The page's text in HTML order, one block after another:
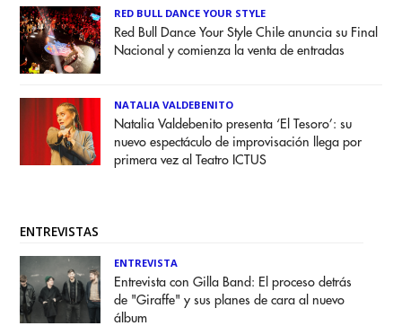
RED BULL DANCE YOUR STYLE
Red Bull Dance Your Style Chile anuncia su Final
Nacional y comienza la venta de entradas
NATALIA VALDEBENITO
Natalia Valdebenito presenta ‘El Tesoro’: su
nuevo espectáculo de improvisación llega por
primera vez al Teatro ICTUS
ENTREVISTAS
ENTREVISTA
Entrevista con Gilla Band: El proceso detrás
de "Giraffe" y sus planes de cara al nuevo
álbum